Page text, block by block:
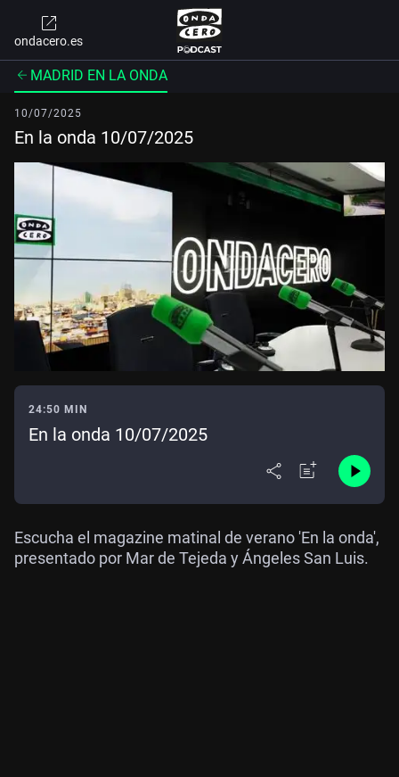
ondacero.es
MADRID EN LA ONDA
10/07/2025
En la onda 10/07/2025
24:50 MIN
En la onda 10/07/2025
Escucha el magazine matinal de verano 'En la onda',
presentado por Mar de Tejeda y Ángeles San Luis.